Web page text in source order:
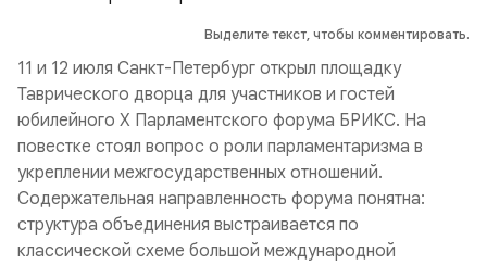
Выделите текст, чтобы комментировать.
11 и 12 июля Санкт-Петербург открыл площадку
Таврического дворца для участников и гостей
юбилейного X Парламентского форума БРИКС. На
повестке стоял вопрос о роли парламентаризма в
укреплении межгосударственных отношений.
Содержательная направленность форума понятна:
структура объединения выстраивается по
классической схеме большой международной